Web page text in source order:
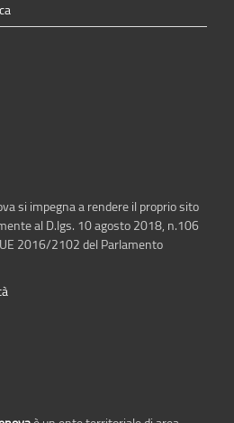
si impegna a rendere il proprio sito
al D.lgs. 10 agosto 2018, n.106
2016/2102 del Parlamento